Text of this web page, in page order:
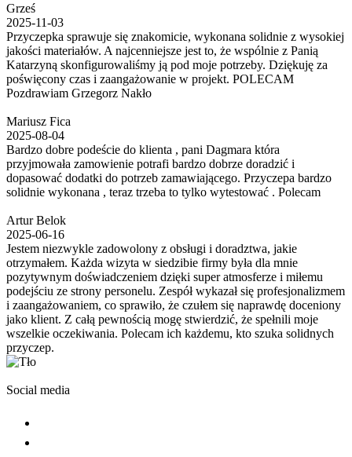
Grześ
2025-11-03
Przyczepka sprawuje się znakomicie, wykonana solidnie z wysokiej
jakości materiałów. A najcenniejsze jest to, że wspólnie z Panią
Katarzyną skonfigurowaliśmy ją pod moje potrzeby. Dziękuję za
poświęcony czas i zaangażowanie w projekt. POLECAM
Pozdrawiam Grzegorz Nakło
Mariusz Fica
2025-08-04
Bardzo dobre podeście do klienta , pani Dagmara która
przyjmowała zamowienie potrafi bardzo dobrze doradzić i
dopasować dodatki do potrzeb zamawiającego. Przyczepa bardzo
solidnie wykonana , teraz trzeba to tylko wytestować . Polecam
Artur Belok
2025-06-16
Jestem niezwykle zadowolony z obsługi i doradztwa, jakie
otrzymałem. Każda wizyta w siedzibie firmy była dla mnie
pozytywnym doświadczeniem dzięki super atmosferze i miłemu
podejściu ze strony personelu. Zespół wykazał się profesjonalizmem
i zaangażowaniem, co sprawiło, że czułem się naprawdę doceniony
jako klient. Z całą pewnością mogę stwierdzić, że spełnili moje
wszelkie oczekiwania. Polecam ich każdemu, kto szuka solidnych
przyczep.
Social media